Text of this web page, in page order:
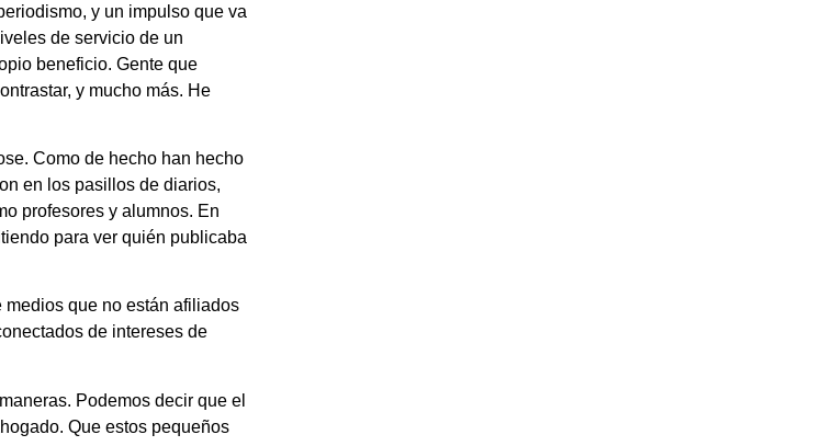
y un impulso que va
de servicio de un
beneficio. Gente que
y mucho más. He
Como de hecho han hecho
en los pasillos de diarios,
profesores y alumnos. En
para ver quién publicaba
que no están afiliados
de intereses de
Podemos decir que el
Que estos pequeños